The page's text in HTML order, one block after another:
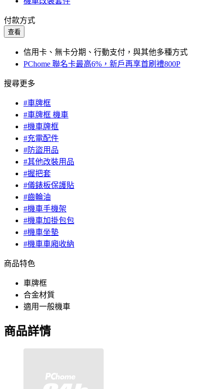
付款方式
查看
信用卡、無卡分期、行動支付，與其他多種方式
PChome 聯名卡最高6%，新戶再享首刷禮800P
搜尋更多
#車牌框
#車牌框 機車
#機車牌框
#充電配件
#防盜用品
#其他改裝用品
#握把套
#儀錶板保護貼
#齒輪油
#機車手機架
#機車加掛包包
#機車坐墊
#機車車廂收納
商品特色
車牌框
合金材質
適用一般機車
商品詳情